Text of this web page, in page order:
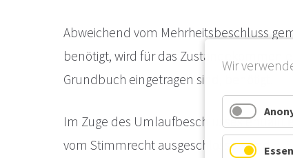
Abweichend vom Mehrheitsbeschluss
benötigt, wird für das Zustandekommen
Grundbuch eingetragen sind, benötigt.
Im Zuge des Umlaufbeschlusses entfällt
vom Stimmrecht ausgeschlossen sind.
Wir